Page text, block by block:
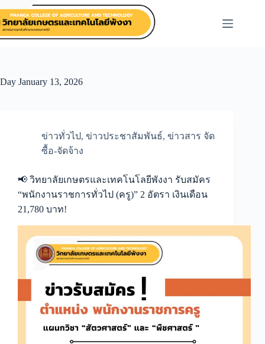
content
Day January 13, 2026
ข่าวทั่วไป, ข่าวประชาสัมพันธ์, ข่าวสาร จัด
ซื้อ-จัดจ้าง
📢 วิทยาลัยเกษตรและเทคโนโลยีพังงา รับสมัคร
“พนักงานราชการทั่วไป (ครู)” 2 อัตรา เงินเดือน
21,780 บาท!